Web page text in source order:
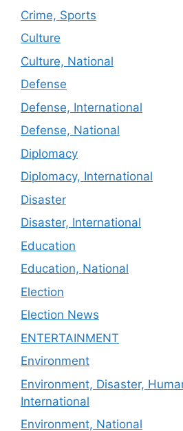
Crime, Sports
Culture
Culture, National
Defense
Defense, International
Defense, National
Diplomacy
Diplomacy, International
Disaster
Disaster, International
Education
Education, National
Election
Election News
ENTERTAINMENT
Environment
Environment, Disaster,
International
Environment, National